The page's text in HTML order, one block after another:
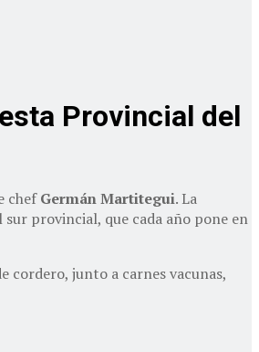
Provincial del
chefGermán Martitegui. La
provincial, que cada año pone en
cordero, junto a carnes vacunas,